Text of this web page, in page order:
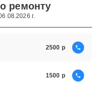
ремонту
г.
2500
1500